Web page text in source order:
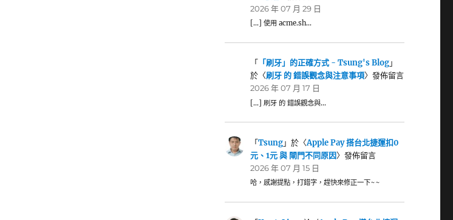
2026 年 07 月 29 日
[…] 使用 acme.sh…
「 「刷牙」的正確方式 - Tsung's Blog」
於〈刷牙 的 錯誤觀念與注意事項〉發佈留言
2026 年 07 月 17 日
[…] 刷牙 的 錯誤觀念與…
「Tsung」於〈Apple Pay 搭台北捷運扣0
元、1元 與 閘門不同原因〉發佈留言
2026 年 07 月 15 日
哈，感謝提點，打錯字，趕快來修正一下~~